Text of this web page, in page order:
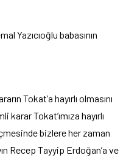
Yazıcıoğlu babasının
Tokat’a hayırlı olmasını
karar Tokat’ımıza hayırlı
bizlere her zaman
Recep Tayyip Erdoğan’a ve